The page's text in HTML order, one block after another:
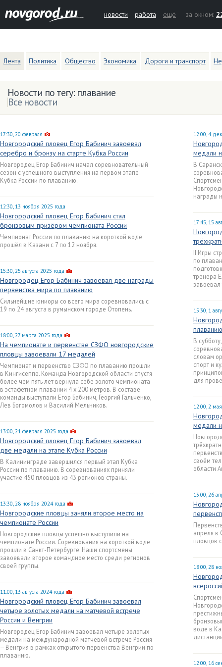
новости работа ещё за окном:
Лента Политика Общество Экономика Дороги и транспорт
Новости по тегу: плавание
Все новости
17:30, 20 февраля
Новгородский пловец Егор Бабинич завоевал
серебро и бронзу на старте Кубка России
Новгородец Егор Бабинич начал соревновательный
сезон с успешного выступления на первом этапе
Кубка России по плаванию.
12:30, 13 ноября 2025 года
Новгородский пловец Егор Бабинич стал
бронзовым призёром чемпионата России
Чемпионат России по плаванию на короткой воде
прошёл в Казани с 7 по 12 ноября.
15:30, 25 августа 2025 года
Новгородец Егор Бабинич завоевал две награды
первенства мира по плаванию
Сильнейшие юниоры со всего мира соревновались с
19 по 24 августа в румынском городе Отопень.
18:00, 27 марта 2025 года
На чемпионате и первенстве СЗФО новгородские
пловцы завоевали 17 медалей
Чемпионат и первенство СЗФО по плаванию прошли
в Кингисеппе. Команда Новгородской области спустя
более чем пять лет вернула себе золото чемпионата
в эстафетном плавании 4 х 200 метров. В составе
команды выступали Егор Бабинич, Георгий Гальченко,
Лев Богомолов и Василий Мельников.
13:00, 21 февраля 2025 года
Новгородский пловец Егор Бабинич завоевал
две медали на этапе Кубка России
В Калининграде завершился первый этап Кубка
России по плаванию. В соревнованиях приняли
участие 450 пловцов из 43 регионов страны.
13:30, 28 ноября 2024 года
Новгородские пловцы заняли второе место на
чемпионате России
Новгородские пловцы успешно выступили на
чемпионате России. Соревнования на короткой воде
прошли в Санкт-Петербурге. Наши спортсмены
завоевали второе командное место среди регионов
своей группы.
11:00, 13 августа 2024 года
Новгородский пловец Егор Бабинич завоевал
четыре золотых медали на матчевой встрече
России и Венгрии
Новгородец Егор Бабинич завоевал четыре золотых
медали на международной матчевой встрече Россия
— Венгрия в рамках открытого первенства Венгрии по
плаванию.
12:00, 4
медали
В
награды
17:45, 15
II Игры
по
тренера
15:30, 1
В
словам
спорт и
для
12:00, 2
медали
своём
области
13:00, 26
апреля в
пловцов
18:00, 28
воде в
12:00, 16